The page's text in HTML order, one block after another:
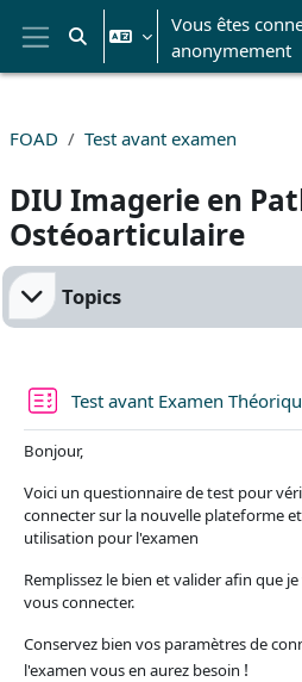
Passer au contenu principal
Panneau latéral
Activer/désactiver la saisie
Vous êtes
anonymement
FOAD Test avant examen
DIU Imagerie en
Ostéoarticulaire
Résumé de section
Topics
Test avant Examen
Bonjour,
Voici un questionnaire de test pour
connecter sur la nouvelle plateforme
utilisation pour l'examen
Remplissez le bien et valider afin que
vous connecter.
Conservez bien vos paramètres de
l'examen vous en aurez besoin !